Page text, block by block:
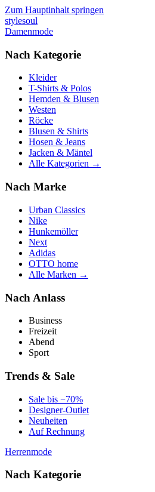
Zum Hauptinhalt springen
stylesoul
Damenmode
Nach Kategorie
Kleider
T-Shirts & Polos
Hemden & Blusen
Westen
Röcke
Blusen & Shirts
Hosen & Jeans
Jacken & Mäntel
Alle Kategorien →
Nach Marke
Urban Classics
Nike
Hunkemöller
Next
Adidas
OTTO home
Alle Marken →
Nach Anlass
Business
Freizeit
Abend
Sport
Trends & Sale
Sale bis −70%
Designer-Outlet
Neuheiten
Auf Rechnung
Herrenmode
Nach Kategorie